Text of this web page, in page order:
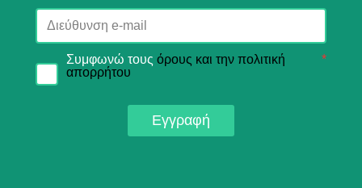
Συμφωνώ τους όρους και την πολιτική
απορρήτου
*
Εγγραφή